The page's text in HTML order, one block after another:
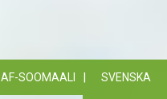
AF-SOOMAALI SVENSKA